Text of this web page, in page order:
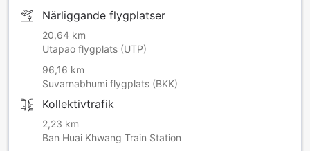
Närliggande flygplatser
20,64 km
Utapao flygplats (UTP)
96,16 km
Suvarnabhumi flygplats (BKK)
Kollektivtrafik
2,23 km
Ban Huai Khwang Train Station